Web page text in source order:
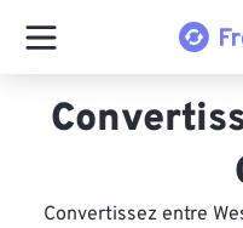
Convertissez entre